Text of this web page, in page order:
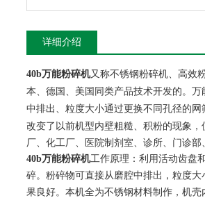
详细介绍
40b万能粉碎机又称不锈钢粉碎机、高效
本、德国、美国同类产品技术开发的。 万
中排出、粒度大小通过更换不同孔径的
改变了以前机型内壁粗糙、积粉的现象
厂、化工厂、医院制剂室、诊所、门诊
40b万能粉碎机工作原理： 利用活动齿盘
碎。粉碎物可直接从磨腔中排出，粒度
果良好。本机全为不锈钢材料制作，机